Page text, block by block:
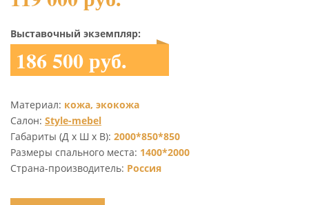
Выставочный экземпляр:
186 500 руб.
Материал: кожа, экокожа
Салон: Style-mebel
Габариты (Д х Ш х В): 2000*850*850
Размеры спального места: 1400*2000
Страна-производитель: Россия